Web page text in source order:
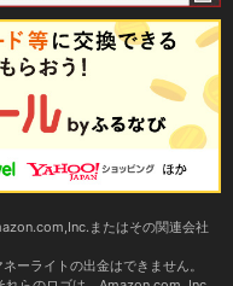
またはその関連会社
ーライトの出金はできません。